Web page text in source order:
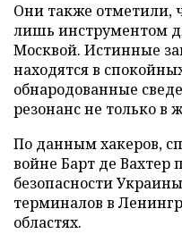
Они также отметили,
лишь инструментом
Москвой. Истинные
находятся в
обнародованные
резонанс не только в
По данным хакеров,
войне Барт де Вахтер
безопасности
терминалов в
областях.